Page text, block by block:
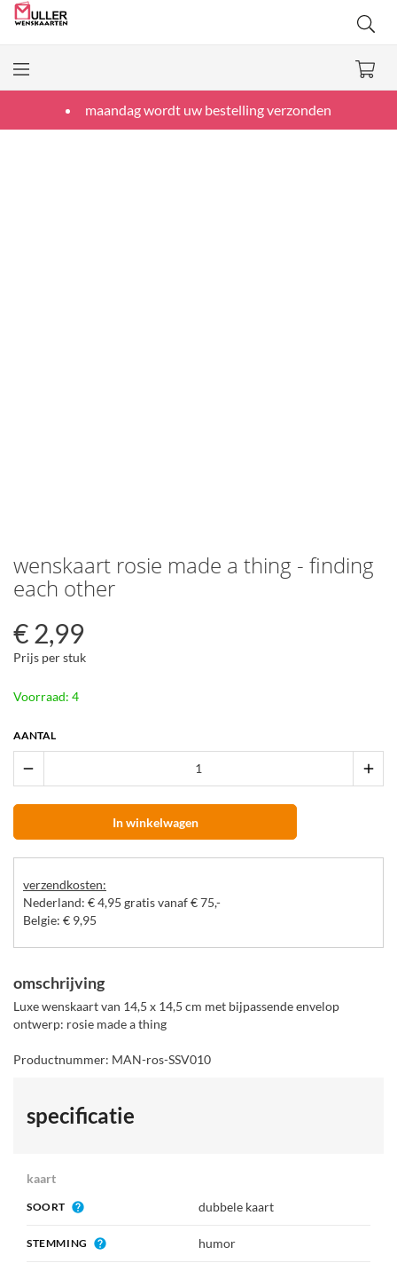
maandag wordt uw bestelling verzonden
wenskaart rosie made a thing - finding
each other
€ 2,99
Prijs per stuk
Voorraad: 4
AANTAL
remove add
In winkelwagen
verzendkosten:
Nederland: € 4,95 gratis vanaf € 75,-
Belgie: € 9,95
omschrijving
Luxe wenskaart van 14,5 x 14,5 cm met bijpassende envelop
ontwerp: rosie made a thing
Productnummer: MAN-ros-SSV010
specificatie
kaart
SOORT dubbele kaart
STEMMING humor